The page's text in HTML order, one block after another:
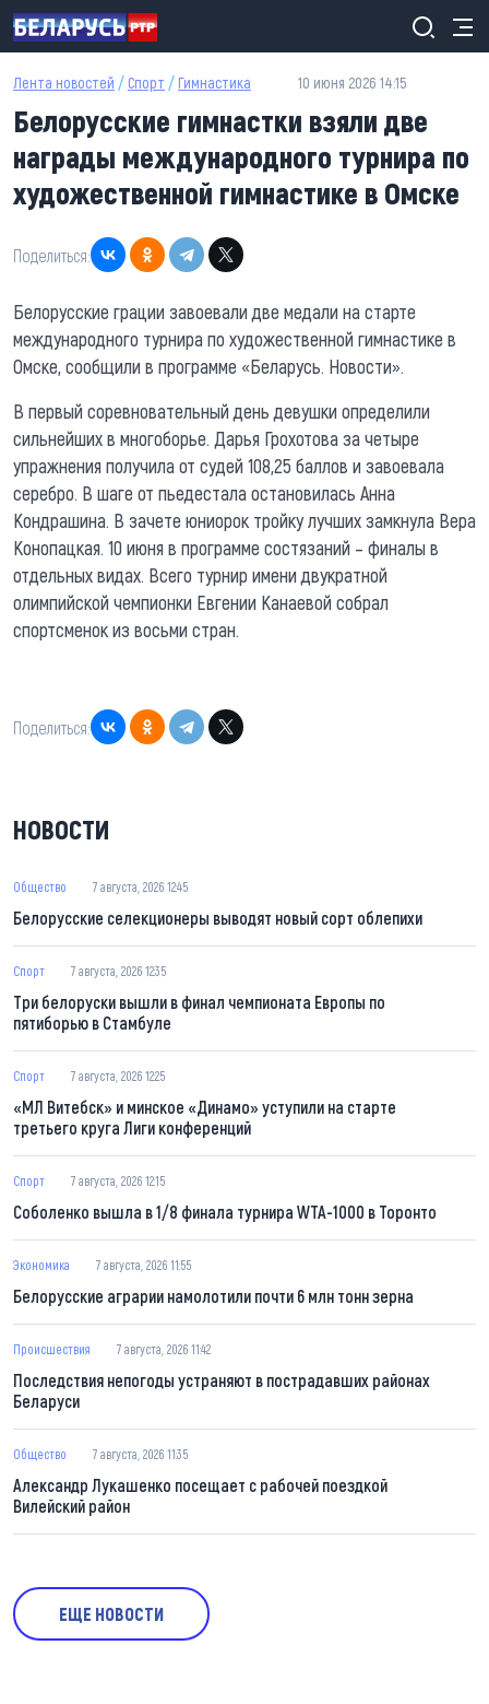
Перейти к основному содержанию
Лента новостей / Спорт / Гимнастика 10 июня 2026 14:15
Белорусские гимнастки взяли две
награды международного турнира по
художественной гимнастике в Омске
Поделиться:
Белорусские грации завоевали две медали на старте
международного турнира по художественной гимнастике в
Омске, сообщили в программе «Беларусь. Новости».
В первый соревновательный день девушки определили
сильнейших в многоборье. Дарья Грохотова за четыре
упражнения получила от судей 108,25 баллов и завоевала
серебро. В шаге от пьедестала остановилась Анна
Кондрашина. В зачете юниорок тройку лучших замкнула Вера
Конопацкая. 10 июня в программе состязаний – финалы в
отдельных видах. Всего турнир имени двукратной
олимпийской чемпионки Евгении Канаевой собрал
спортсменок из восьми стран.
Поделиться:
НОВОСТИ
Общество 7 августа, 2026 12:45
Белорусские селекционеры выводят новый сорт облепихи
Спорт 7 августа, 2026 12:35
Три белоруски вышли в финал чемпионата Европы по
пятиборью в Стамбуле
Спорт 7 августа, 2026 12:25
«МЛ Витебск» и минское «Динамо» уступили на старте
третьего круга Лиги конференций
Спорт 7 августа, 2026 12:15
Соболенко вышла в 1/8 финала турнира WTA-1000 в Торонто
Экономика 7 августа, 2026 11:55
Белорусские аграрии намолотили почти 6 млн тонн зерна
Происшествия 7 августа, 2026 11:42
Последствия непогоды устраняют в пострадавших районах
Беларуси
Общество 7 августа, 2026 11:35
Александр Лукашенко посещает с рабочей поездкой
Вилейский район
ЕЩЕ НОВОСТИ